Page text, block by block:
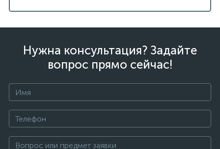
Нужна консультация? Задайте
вопрос прямо сейчас!